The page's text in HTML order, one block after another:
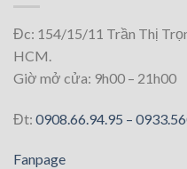
Đc: 154/15/11 Trần Thị
HCM.
Giờ mở cửa: 9h00 – 21h00
Đt: 0908.66.94.95 –
Fanpage